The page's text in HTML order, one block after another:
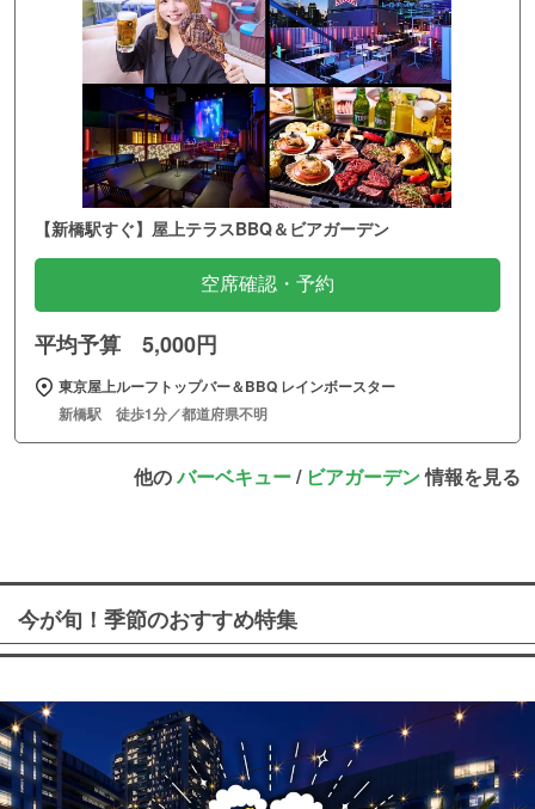
【新橋駅すぐ】屋上テラスBBQ＆ビアガーデン
空席確認・予約
平均予算 5,000円
東京屋上ルーフトップバー＆BBQ レインボースター
新橋駅 徒歩1分／都道府県不明
他のバーベキュー/ ビアガーデン情報を見る
今が旬！季節のおすすめ特集